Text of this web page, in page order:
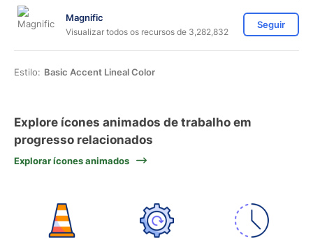
Magnific
Visualizar todos os recursos de 3,282,832
Seguir
Estilo: Basic Accent Lineal Color
Explore ícones animados de trabalho em
progresso relacionados
Explorar ícones animados